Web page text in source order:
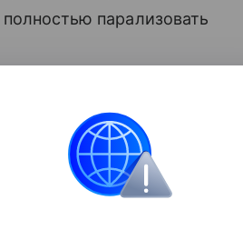
парализовать
с нервными
оставить пациентку
лечение было нельзя —
полное разрушение.